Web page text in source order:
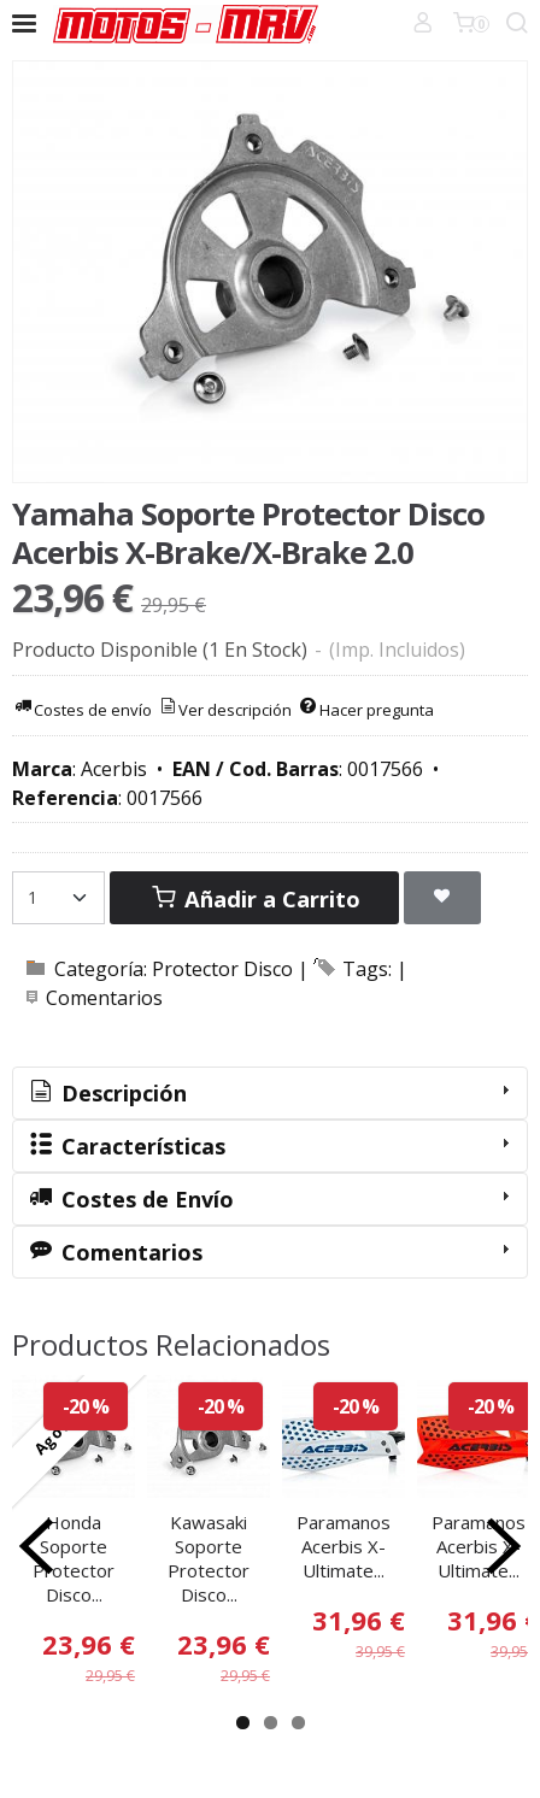
0
Yamaha Soporte Protector Disco
Acerbis X-Brake/X-Brake 2.0
23,96 € 29,95 €
Producto Disponible (1 En Stock) - (Imp. Incluidos)
Costes de envío Ver descripción Hacer pregunta
Marca: Acerbis • EAN / Cod. Barras: 0017566 •
Referencia: 0017566
Añadir a Carrito
Categoría: Protector Disco | Tags: |
Comentarios
Descripción
Características
Costes de Envío
Comentarios
Productos Relacionados
Agotado
-20 %
Honda
Soporte
Protector
Disco...
23,96 €
29,95 €
-20 %
Kawasaki
Soporte
Protector
Disco...
23,96 €
29,95 €
-20 %
Paramanos
Acerbis X-
Ultimate...
31,96 €
39,95 €
-20 %
Paramanos
Acerbis X-
Ultimate...
31,96 €
39,95 €